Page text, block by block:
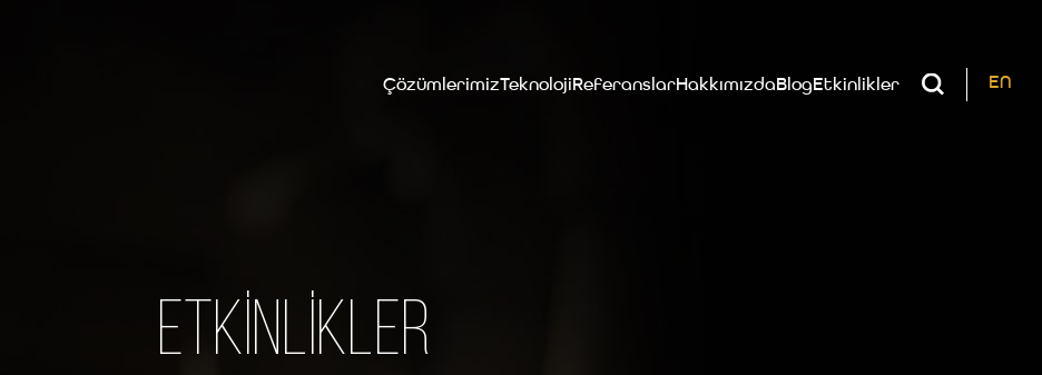
ÇözümlerimizTeknolojiReferanslarHakkımızdaBlogEtkinlikler EN
ETKİNLİKLER